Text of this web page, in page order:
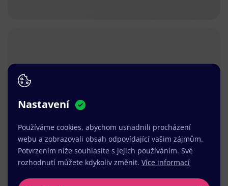
Nastavení
Používáme cookies, abychom usnadnili procházení
webu a zobrazovali obsah odpovídající vašim zájmům.
Potvrzením níže souhlasíte s jejich používáním. Své
rozhodnutí můžete kdykoliv změnit. Více informací